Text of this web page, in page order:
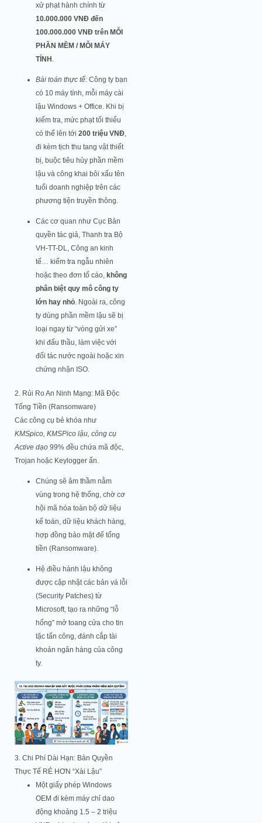
xử phạt hành chính từ
10.000.000 VNĐ đến
100.000.000 VNĐ trên MỖI
PHẦN MỀM / MỖI MÁY
TÍNH
Bài toán thực tế: Công ty bạn
có 10 máy tính, mỗi máy cài
lậu Windows + Office. Khi bị
kiểm tra, mức phạt tối thiểu
có thể lên tới 200 triệu VNĐ
đi kèm tịch thu tang vật thiết
bị, buộc tiêu hủy phần mềm
lậu và công khai bôi xấu tên
tuổi doanh nghiệp trên các
phương tiện truyền thông.
Các cơ quan như Cục Bản
quyền tác giả, Thanh tra Bộ
VH-TT-DL, Công an kinh
tế… kiểm tra ngẫu nhiên
hoặc theo đơn tố cáo, không
phân biệt quy mô công ty
lớn hay nhỏ . Ngoài ra, công
ty dùng phần mềm lậu sẽ bị
loại ngay từ “vòng gửi xe”
khi đấu thầu, làm việc với
đối tác nước ngoài hoặc xin
chứng nhận ISO.
2. Rủi Ro An Ninh Mạng: Mã Độc
Tống Tiền (Ransomware)
Các công cụ bẻ khóa như
KMSpico, KMSPico lậu, công cụ
Active dạo 99% đều chứa mã độc,
Trojan hoặc Keylogger ẩn.
Chúng sẽ âm thầm nằm
vùng trong hệ thống, chờ cơ
hội mã hóa toàn bộ dữ liệu
kế toán, dữ liệu khách hàng,
hợp đồng bảo mật để tống
tiền (Ransomware).
Hệ điều hành lậu không
được cập nhật các bản vá lỗi
(Security Patches) từ
Microsoft, tạo ra những “lỗ
hổng” mở toang cửa cho tin
tặc tấn công, đánh cắp tài
khoản ngân hàng của công
ty.
3. Chi Phí Dài Hạn: Bản Quyền
Thực Tế RẺ HƠN “Xài Lậu”
Một giấy phép Windows
OEM đi kèm máy chỉ dao
động khoảng 1.5 – 2 triệu